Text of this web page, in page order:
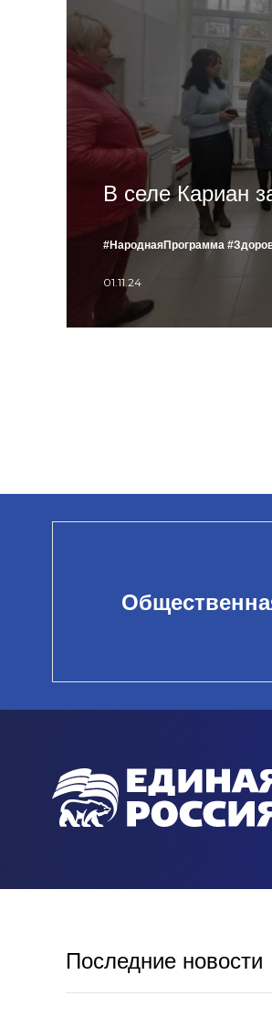
В селе Кариан
#НароднаяПрограмма
01.11.24
Последние новости